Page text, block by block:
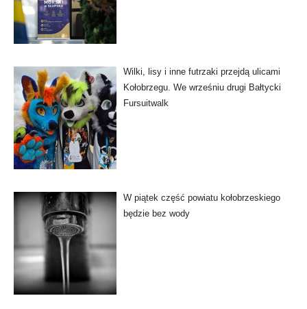
Wilki, lisy i inne futrzaki przejdą ulicami
Kołobrzegu. We wrześniu drugi Bałtycki
Fursuitwalk
W piątek część powiatu kołobrzeskiego
będzie bez wody